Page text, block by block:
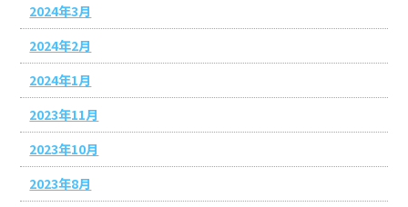
2024年3月
2024年2月
2024年1月
2023年11月
2023年10月
2023年8月